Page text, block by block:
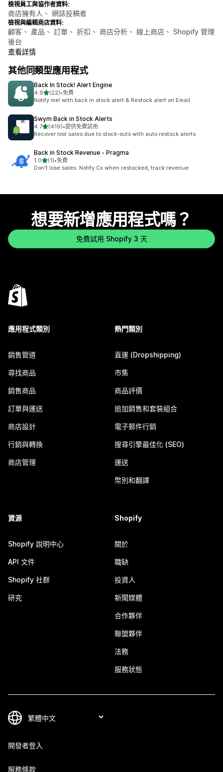
檢視員工與協作者資料:
商店擁有人、 網誌投稿者
檢視與編輯商店資料:
顧客、 產品、 訂單、 折扣、 商店分析、 線上商店、 Shopify 管理
後台
查看詳情
其他同類型應用程式
Back In Stock! Alert Engine
4.9滿分 5 顆星
(22)
共有 22 則評價
•免費
Notify me! with back in stock alert & Restock alert on Email
Swym Back in Stock Alerts
4.7滿分 5 顆星
(419)
共有 419 則評價
•提供免費試用
Recover lost sales due to stock-outs with auto restock alerts
Back in Stock Revenue ‑ Pragma
1.0滿分 5 顆星
(1)
共有 1 則評價
•免費
Don't lose sales. Notify Cx when restocked, track revenue
想要新增應用程式嗎？
免費試用 Shopify 3 天
應用程式類別
銷售管道
尋找商品
銷售商品
訂單與運送
商店設計
行銷與轉換
商店管理
熱門類別
直運 (Dropshipping)
市集
商品評價
追加銷售和套裝組合
電子郵件行銷
搜尋引擎最佳化 (SEO)
運送
幣別和翻譯
資源
Shopify 說明中心
API 文件
Shopify 社群
研究
Shopify
關於
職缺
投資人
新聞媒體
合作夥伴
聯盟夥伴
法務
服務狀態
開發者登入
服務條款